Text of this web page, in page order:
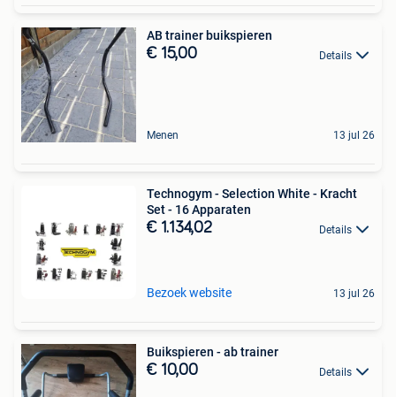
AB trainer buikspieren
€ 15,00 Details
Menen 13 jul 26
Technogym - Selection White - Kracht
Set - 16 Apparaten
€ 1.134,02 Details
Bezoek website 13 jul 26
Buikspieren - ab trainer
€ 10,00 Details